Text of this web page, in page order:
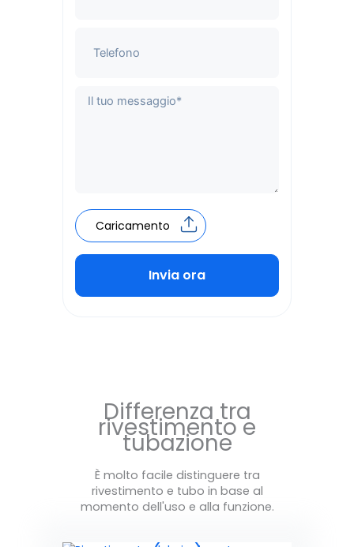
Caricamento
Invia ora
Differenza tra
rivestimento e
tubazione
È molto facile distinguere tra
rivestimento e tubo in base al
momento dell'uso e alla funzione.